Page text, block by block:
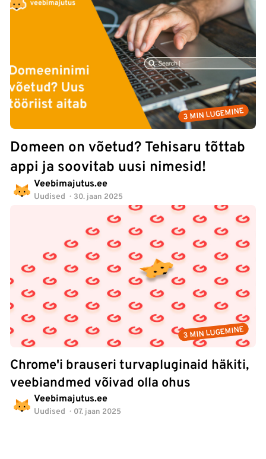
3 MIN LUGEMINE
Domeen on võetud? Tehisaru tõttab
appi ja soovitab uusi nimesid!
Veebimajutus.ee
Uudised 30. jaan 2025
3 MIN LUGEMINE
Chrome'i brauseri turvapluginaid häkiti,
veebiandmed võivad olla ohus
Veebimajutus.ee
Uudised 07. jaan 2025